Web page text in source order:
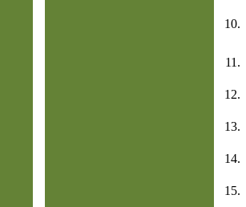
10.
11.
12.
13.
14.
15.